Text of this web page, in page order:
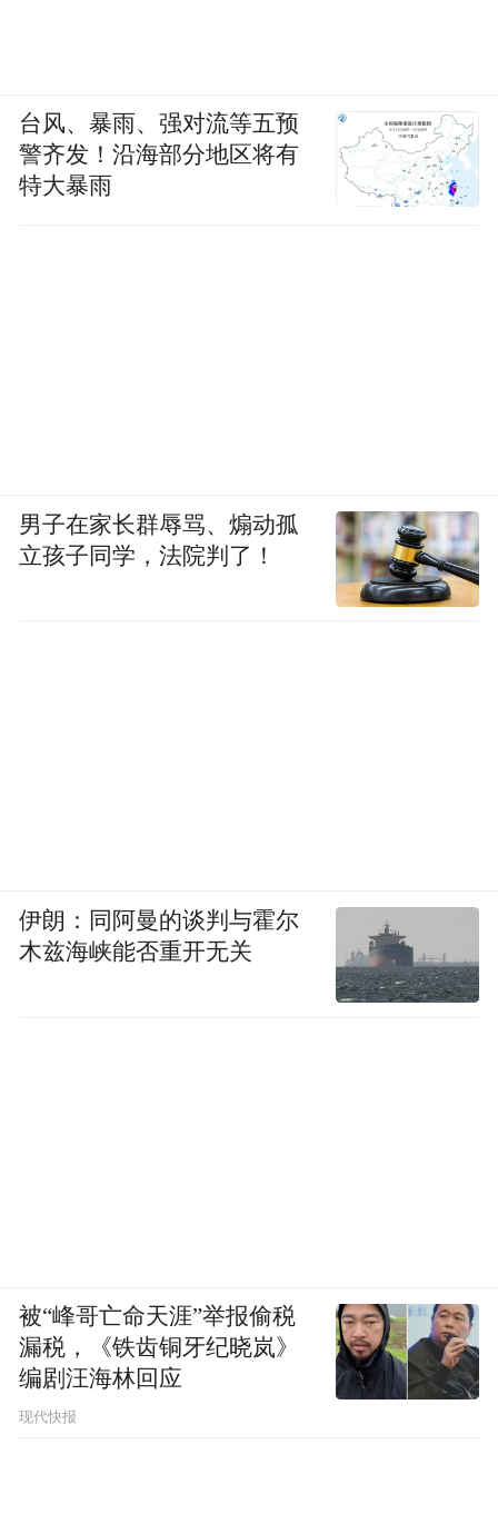
台风、暴雨、强对流等五预
警齐发！沿海部分地区将有
特大暴雨
男子在家长群辱骂、煽动孤
立孩子同学，法院判了！
伊朗：同阿曼的谈判与霍尔
木兹海峡能否重开无关
被“峰哥亡命天涯”举报偷税
漏税，《铁齿铜牙纪晓岚》
编剧汪海林回应
现代快报